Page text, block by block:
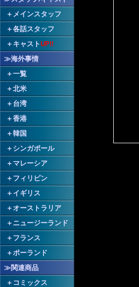
＋ メインスタッフ
＋各話スタッフ
＋キャストUP!!
≫海外事情
＋一覧
＋北米
＋台湾
＋香港
＋韓国
＋シンガポール
＋マレーシア
＋フィリピン
＋イギリス
＋オーストラリア
＋ニュージーランド
＋フランス
＋ポーランド
≫関連商品
＋ コミックス